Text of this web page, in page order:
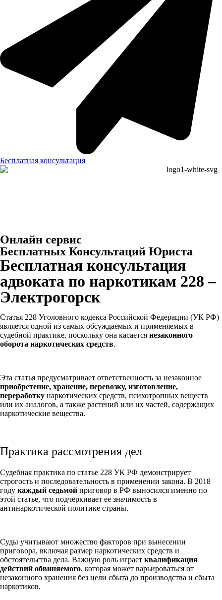
Бесплатная консультация
Онлайн сервис
Бесплатных Консультаций Юриста
Бесплатная консультация
адвоката по наркотикам 228 –
Электрогорск
Статья 228 Уголовного кодекса Российской Федерации (УК РФ)
является одной из самых обсуждаемых и применяемых в
судебной практике, поскольку она касается незаконного
оборота наркотических средств.
Эта статья предусматривает ответственность за незаконное
приобретение, хранение, перевозку, изготовление,
переработку наркотических средств, психотропных веществ
или их аналогов, а также растений или их частей, содержащих
наркотические вещества.
Практика рассмотрения дел
Судебная практика по статье 228 УК РФ демонстрирует
строгость и последовательность в применении закона. В 2018
году каждый седьмой приговор в РФ выносился именно по
этой статье, что подчеркивает ее значимость в
антинаркотической политике страны.
Суды учитывают множество факторов при вынесении
приговора, включая размер наркотических средств и
обстоятельства дела. Важную роль играет квалификация
действий обвиняемого, которая может варьироваться от
незаконного хранения без цели сбыта до производства и сбыта
наркотиков.